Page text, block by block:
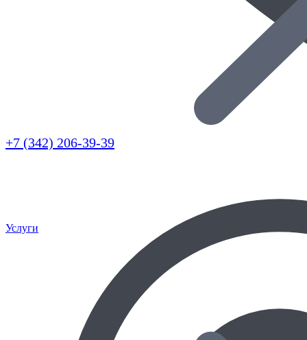
+7 (342) 206-39-39
Услуги